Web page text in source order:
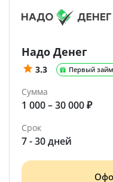
Надо Денег
3.3 Первый
Сумма
1 000 – 30 000 ₽
Срок
7 - 30 дней